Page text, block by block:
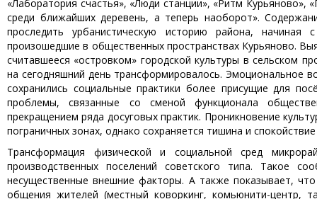
«Лаборатория счастья», «Люди станции», «Ритм
среди ближайших деревень, а теперь наоборот».
проследить урбанистическую историю района,
произошедшие в общественных пространствах Курьяново.
считавшееся «островком» городской культуры в сельском
на сегодняшний день трансформировалось. Эмоциональное
сохранились социальные практики более присущие для
проблемы, связанные со сменой функционала
прекращением ряда досуговых практик. Проникновение
пограничных зонах, однако сохраняется тишина и
Трансформация физической и социальной сред
производственных поселений советского типа. Такое
несущественные внешние факторы. А также показывает,
общения жителей (местный коворкинг, комьюнити-центр,